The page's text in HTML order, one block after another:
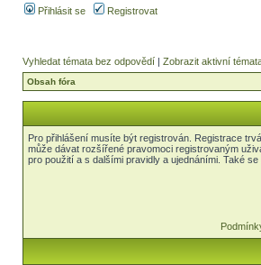
Přihlásit se Registrovat
Vyhledat témata bez odpovědí | Zobrazit aktivní
Obsah fóra
Pro přihlášení musíte být registrován. Registrace
může dávat rozšířené pravomoci registrovaným
pro použití a s dalšími pravidly a ujednáními. Také